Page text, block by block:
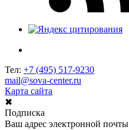
Тел: +7 (495) 517-9230
mail@sova-center.ru
Карта сайта
✖
Подписка
Ваш адрес электронной почты